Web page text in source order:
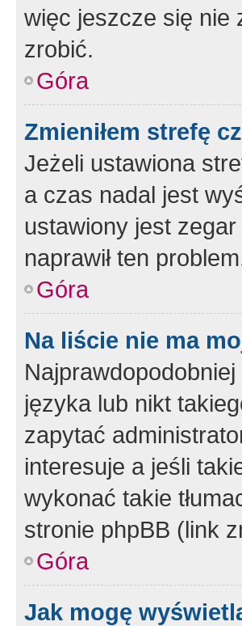
więc jeszcze się nie
zrobić.
Góra
Zmieniłem strefę
Jeżeli ustawiona
a czas nadal jest
ustawiony jest
naprawił ten
Góra
Na liście nie ma
języka lub nikt
zapytać
interesuje a jeśli
wykonać takie
stronie phpBB (link
Góra
Jak mogę